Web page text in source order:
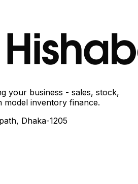
your business - sales, stock,
model inventory finance.
Dhaka-1205